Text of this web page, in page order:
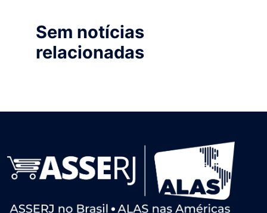
Sem notícias
relacionadas